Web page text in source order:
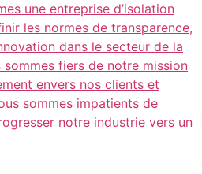
une entreprise d’isolation
les normes de transparence,
dans le secteur de la
fiers de notre mission
envers nos clients et
sommes impatients de
notre industrie vers un